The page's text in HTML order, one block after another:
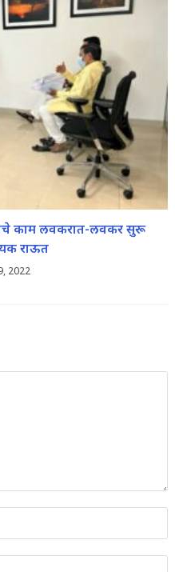
काम लवकरात-लवकर सुरू
राऊत
2022